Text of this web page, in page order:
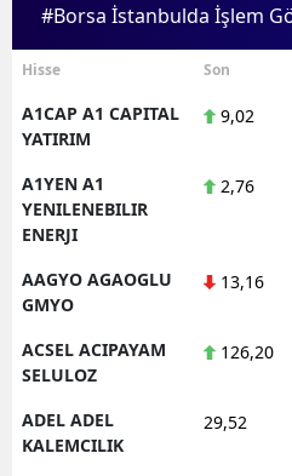
#Borsa İstanbulda İşlem
Hisse Son
A1CAP A1 CAPITAL
YATIRIM
9,02
A1YEN A1
YENILENEBILIR
ENERJI
2,76
AAGYO AGAOGLU
GMYO
13,16
ACSEL ACIPAYAM
SELULOZ
126,20
ADEL ADEL
KALEMCILIK
29,52